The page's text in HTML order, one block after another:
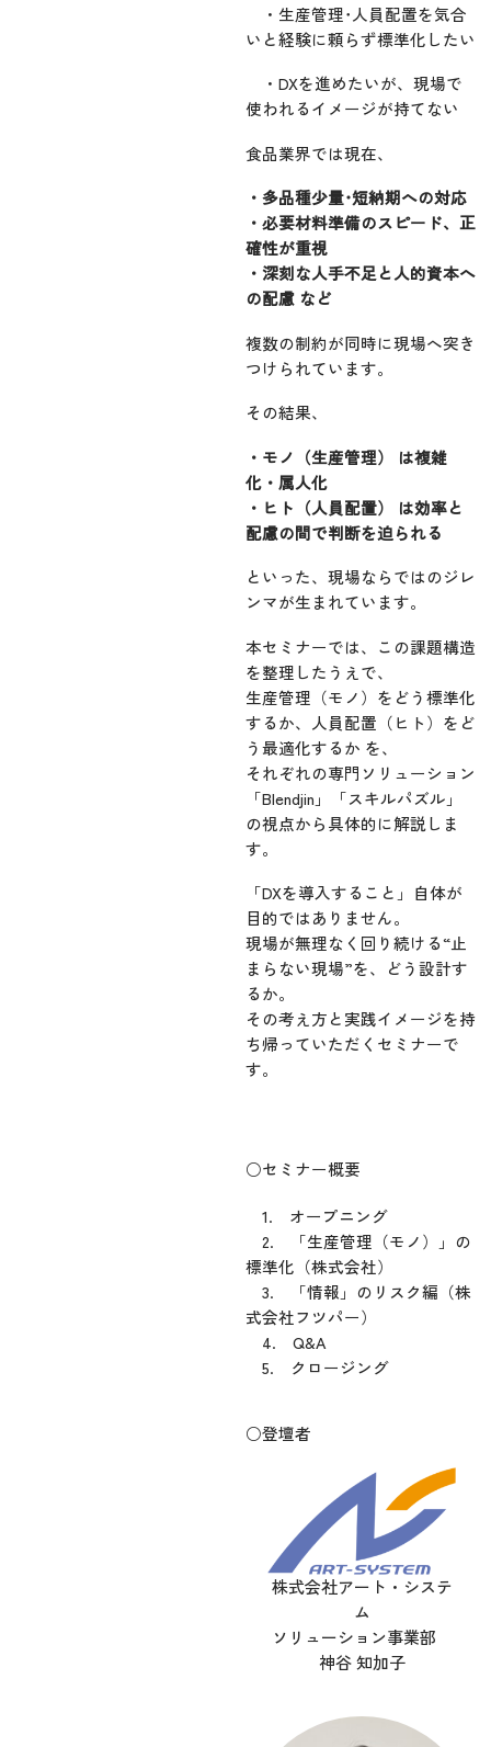
・生産管理･人員配置を気合
いと経験に頼らず標準化したい
・DXを進めたいが、現場で
使われるイメージが持てない
食品業界では現在、
・多品種少量･短納期への対応
・必要材料準備のスピード、正
確性が重視
・深刻な人手不足と人的資本へ
の配慮 など
複数の制約が同時に現場へ突き
つけられています。
その結果、
・モノ（生産管理） は複雑
化・属人化
・ヒト（人員配置） は効率と
配慮の間で判断を迫られる
といった、現場ならではのジレ
ンマが生まれています。
本セミナーでは、この課題構造
を整理したうえで、
生産管理（モノ）をどう標準化
するか、人員配置（ヒト）をど
う最適化するか を、
それぞれの専門ソリューション
「Blendjin」「スキルパズル」
の視点から具体的に解説しま
す。
「DXを導入すること」自体が
目的ではありません。
現場が無理なく回り続ける“止
まらない現場”を、どう設計す
るか。
その考え方と実践イメージを持
ち帰っていただくセミナーで
す。
○セミナー概要
1. オープニング
2. 「生産管理（モノ）」の
標準化（株式会社）
3. 「情報」のリスク編（株
式会社フツパー）
4. Q&A
5. クロージング
○登壇者
株式会社アート・システ
ム
ソリューション事業部
神谷 知加子